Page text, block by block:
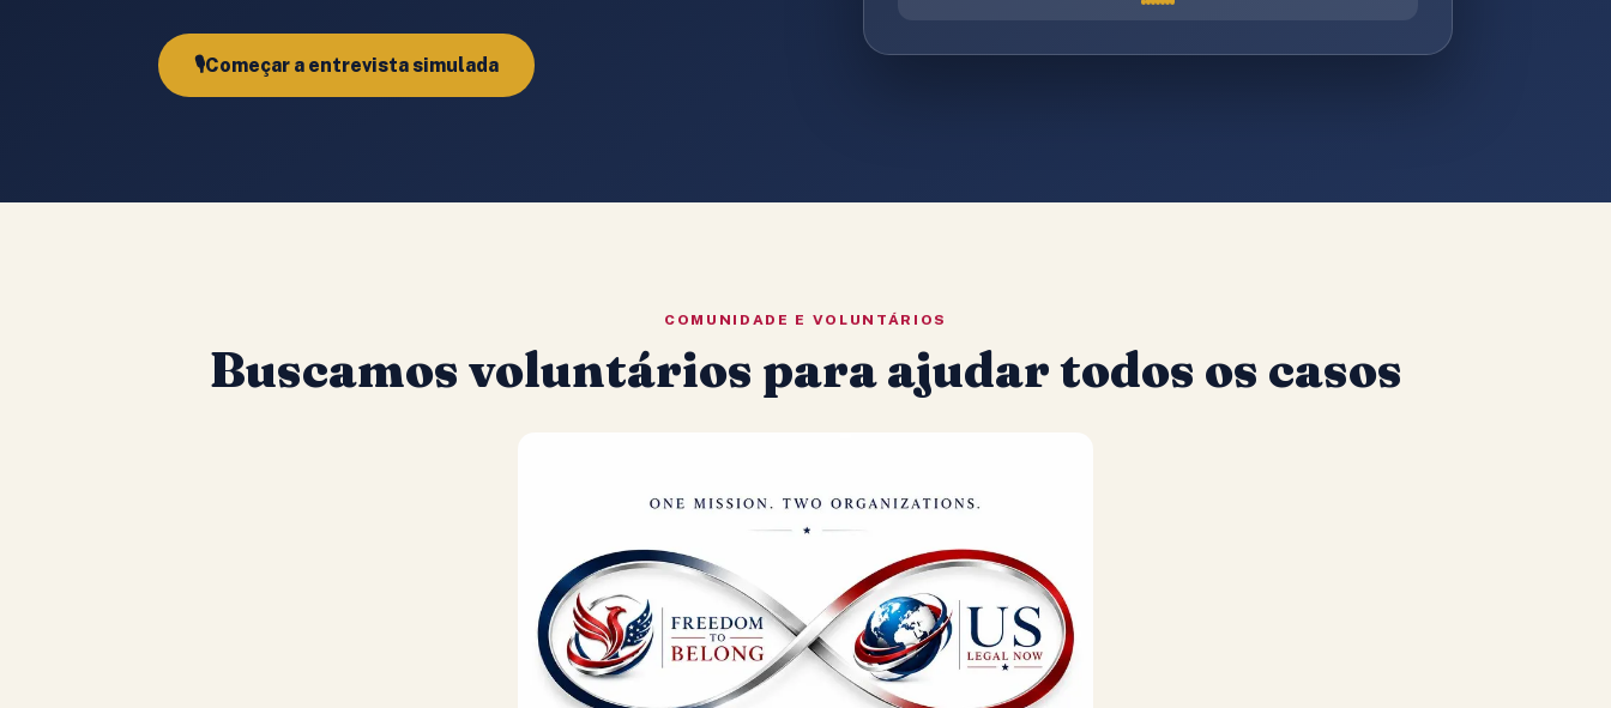
🎙️Começar a entrevista simulada
COMUNIDADE E VOLUNTÁRIOS
Buscamos voluntários para ajudar todos os casos